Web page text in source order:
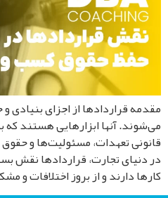
قراردادها از اجزای بنیادی و
آنها ابزارهایی هستند که به
تعهدات، مسئولیت‌ها و حقوق
تجارت، قراردادها نقش
دارند و از بروز اختلافات و